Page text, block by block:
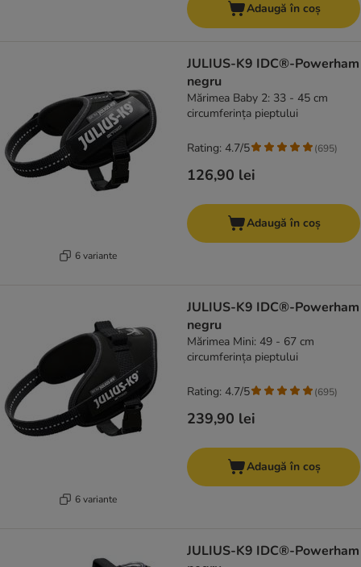
Adaugă în coș
6 variante
JULIUS-K9 IDC®-Powerham
negru
Mărimea Baby 2: 33 - 45 cm
circumferința pieptului
126,90 lei
Rating: 4.7/5 (695)
Adaugă în coș
6 variante
JULIUS-K9 IDC®-Powerham
negru
Mărimea Mini: 49 - 67 cm
circumferința pieptului
239,90 lei
Rating: 4.7/5 (695)
Adaugă în coș
JULIUS-K9 IDC®-Powerham